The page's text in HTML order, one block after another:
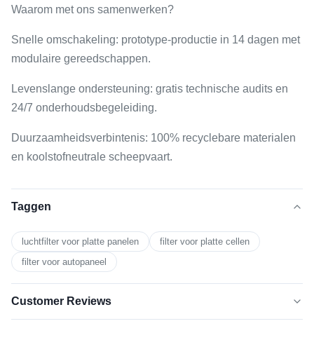
Waarom met ons samenwerken?
Snelle omschakeling: prototype-productie in 14 dagen met
modulaire gereedschappen.
Levenslange ondersteuning: gratis technische audits en
24/7 onderhoudsbegeleiding.
Duurzaamheidsverbintenis: 100% recyclebare materialen
en koolstofneutrale scheepvaart.
Taggen
luchtfilter voor platte panelen
filter voor platte cellen
filter voor autopaneel
Customer Reviews